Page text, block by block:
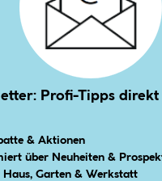
Profi-Tipps direkt
& Aktionen
über Neuheiten &
Haus, Garten & Werkstatt